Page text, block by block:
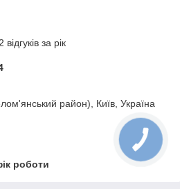
за рік
район), Київ, Україна
роботи